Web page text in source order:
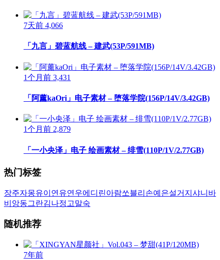
7天前 4,066
「九言」碧蓝航线 – 建武(53P/591MB)
1个月前 3,431
「阿薰kaOri」电子素材 – 堕落学院(156P/14V/3.42GB)
1个月前 2,879
「一小央泽」电子 绘画素材 – 绯雪(110P/1V/2.77GB)
热门标签
장주자몽유이 연유연우에디린아람쏘블리 손예은설거지 샤니 바
비앙동그란김나정 고말숙
随机推荐
7年前